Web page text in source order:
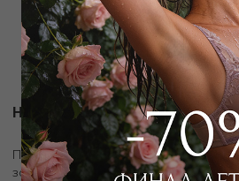
Новости и акции
Подпишитесь на рассылку и получите
заказ